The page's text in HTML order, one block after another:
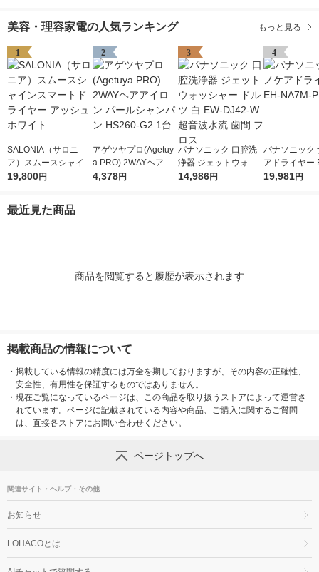
美容・理容家電の人気ランキング もっと見る
1
SALONIA（サロニ
ア）スムースシャイン
スマートドライヤー
19,800円
2
アゲツヤプロ(Agetuy
a PRO) 2WAYヘアア
イロン パールシャン
4,378円
3
パナソニック 口腔洗
浄器 ジェットウォッ
シャー ドルツ 白 EW-
14,986円
4
パナソニック
アドライヤー
M-P 1台
19,981円
最近見た商品
商品を閲覧すると履歴が表示されます
掲載商品の情報について
・ 掲載している情報の精度には万全を期しておりますが、その内容の正確性、
安全性、有用性を保証するものではありません。
・ 現在ご覧になっているページは、この商品を取り扱うストアによって運営さ
れています。ページに記載されている内容や商品、ご購入に関するご質問
は、直接各ストアにお問い合わせください。
ページトップへ
関連サイト・ヘルプ・その他
お知らせ
LOHACOとは